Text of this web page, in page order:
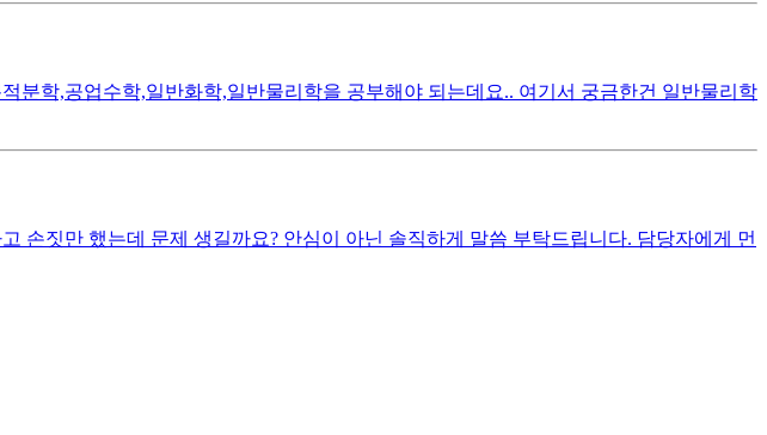
분학,공업수학,일반화학,일반물리학을 공부해야 되는데요.. 여기서 궁금한건 일반물리학
손짓만 했는데 문제 생길까요? 안심이 아닌 솔직하게 말씀 부탁드립니다. 담당자에게 먼